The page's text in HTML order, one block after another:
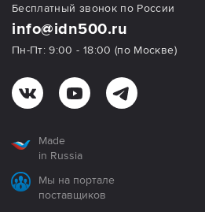
Бесплатный звонок по России
info@idn500.ru
Пн-Пт: 9:00 - 18:00 (по Москве)
Made
in Russia
Мы на портале
поставщиков